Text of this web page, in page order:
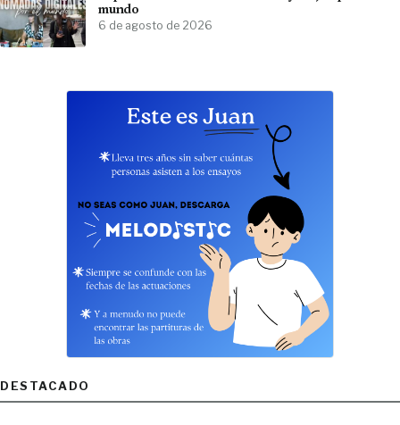
mundo
6 de agosto de 2026
DESTACADO